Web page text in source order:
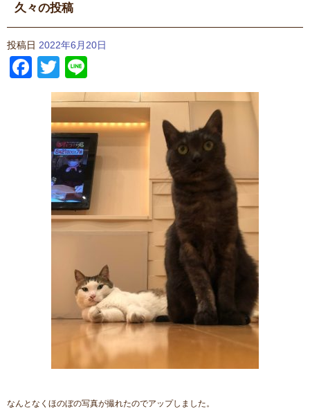
久々の投稿
投稿日 2022年6月20日
Facebook
Twitter
なんとなくほのぼの写真が撮れたのでアップしました。